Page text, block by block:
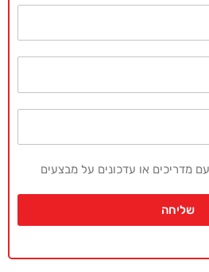
מדריכים או עדכונים על מבצעים
שליחה